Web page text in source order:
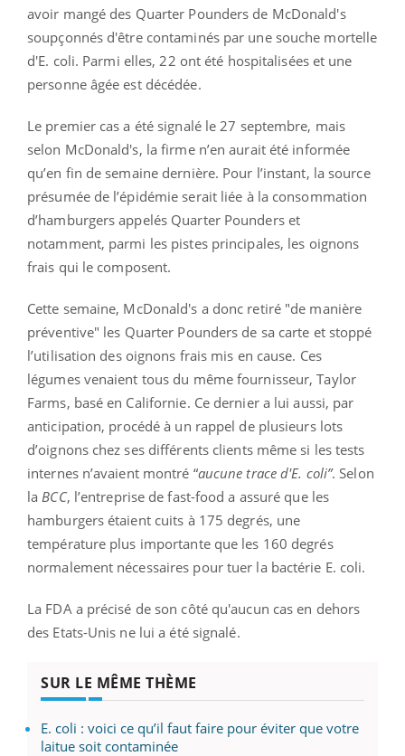
avoir mangé des Quarter Pounders de McDonald's
soupçonnés d'être contaminés par une souche mortelle
d'E. coli. Parmi elles, 22 ont été hospitalisées et une
personne âgée est décédée.
Le premier cas a été signalé le 27 septembre, mais
selon McDonald's, la firme n’en aurait été informée
qu’en fin de semaine dernière. Pour l’instant, la source
présumée de l’épidémie serait liée à la consommation
d’hamburgers appelés Quarter Pounders et
notamment, parmi les pistes principales, les oignons
frais qui le composent.
Cette semaine, McDonald's a donc retiré "de manière
préventive" les Quarter Pounders de sa carte et stoppé
l’utilisation des oignons frais mis en cause. Ces
légumes venaient tous du même fournisseur, Taylor
Farms, basé en Californie. Ce dernier a lui aussi, par
anticipation, procédé à un rappel de plusieurs lots
d’oignons chez ses différents clients même si les tests
internes n’avaient montré “aucune trace d'E. coli”. Selon
la BCC, l’entreprise de fast-food a assuré que les
hamburgers étaient cuits à 175 degrés, une
température plus importante que les 160 degrés
normalement nécessaires pour tuer la bactérie E. coli.
La FDA a précisé de son côté qu'aucun cas en dehors
des Etats-Unis ne lui a été signalé.
SUR LE MÊME THÈME
E. coli : voici ce qu’il faut faire pour éviter que votre
laitue soit contaminée